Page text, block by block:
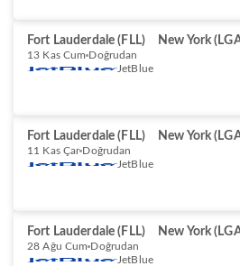
Fort Lauderdale (FLL) New York
13 Kas Cum Doğrudan
JetBlue
Fort Lauderdale (FLL) New York
11 Kas Çar Doğrudan
JetBlue
Fort Lauderdale (FLL) New York
28 Ağu Cum Doğrudan
JetBlue